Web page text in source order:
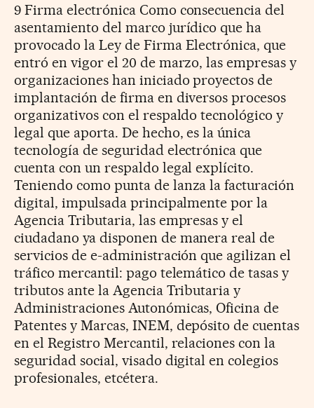
9 Firma electrónica Como consecuencia del
asentamiento del marco jurídico que ha
provocado la Ley de Firma Electrónica, que
entró en vigor el 20 de marzo, las empresas y
organizaciones han iniciado proyectos de
implantación de firma en diversos procesos
organizativos con el respaldo tecnológico y
legal que aporta. De hecho, es la única
tecnología de seguridad electrónica que
cuenta con un respaldo legal explícito.
Teniendo como punta de lanza la facturación
digital, impulsada principalmente por la
Agencia Tributaria, las empresas y el
ciudadano ya disponen de manera real de
servicios de e-administración que agilizan el
tráfico mercantil: pago telemático de tasas y
tributos ante la Agencia Tributaria y
Administraciones Autonómicas, Oficina de
Patentes y Marcas, INEM, depósito de cuentas
en el Registro Mercantil, relaciones con la
seguridad social, visado digital en colegios
profesionales, etcétera.